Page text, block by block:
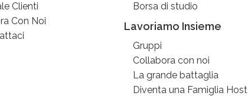
Clienti
Con Noi
Borsa di studio
Lavoriamo Insieme
Gruppi
Collabora con noi
La grande battaglia
Diventa una Famiglia Host